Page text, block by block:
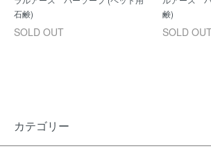
石鹸)
SOLD OUT
鹸)
SOLD
カテゴリー